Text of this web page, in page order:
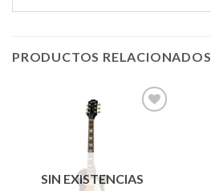
PRODUCTOS RELACIONADOS
lista de
deseos
SIN EXISTENCIAS